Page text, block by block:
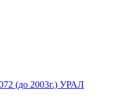
(до 2003г.) УРАЛ